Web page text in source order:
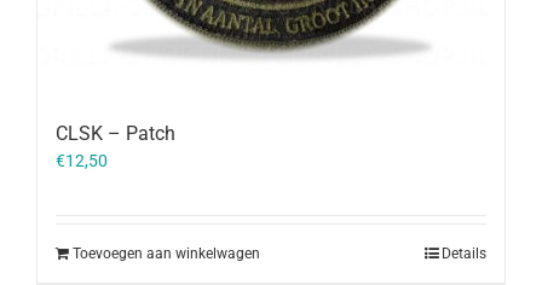
CLSK – Patch
€12,50
Toevoegen aan winkelwagen Details